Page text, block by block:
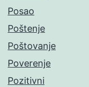
Posao
Poštenje
Poštovanje
Poverenje
Pozitivni